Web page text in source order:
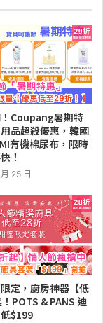
Coupang暑期特
品超殺優惠，韓國
有機棉尿布，限時
！
25 日
定，廚房神器【低
POTS & PANS 迪
$199